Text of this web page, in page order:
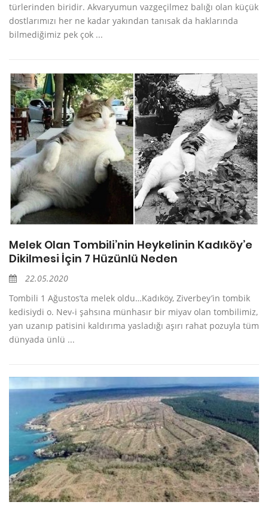
türlerinden biridir. Akvaryumun vazgeçilmez balığı olan küçük
dostlarımızı her ne kadar yakından tanısak da haklarında
bilmediğimiz pek çok ...
Melek Olan Tombili’nin Heykelinin Kadıköy’e
Dikilmesi İçin 7 Hüzünlü Neden
22.05.2020
Tombili 1 Ağustos’ta melek oldu…Kadıköy, Ziverbey’in tombik
kedisiydi o. Nev-i şahsına münhasır bir miyav olan tombilimiz,
yan uzanıp patisini kaldırıma yasladığı aşırı rahat pozuyla tüm
dünyada ünlü ...